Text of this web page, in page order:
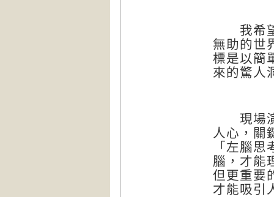
我希望
無助的世
標是以簡
來的驚人
現場演
人心，關
「左腦
腦，才能
但更重要
才能吸引